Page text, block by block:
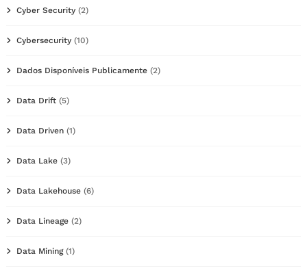
Cyber Security (2)
Cybersecurity (10)
Dados Disponíveis Publicamente (2)
Data Drift (5)
Data Driven (1)
Data Lake (3)
Data Lakehouse (6)
Data Lineage (2)
Data Mining(1)